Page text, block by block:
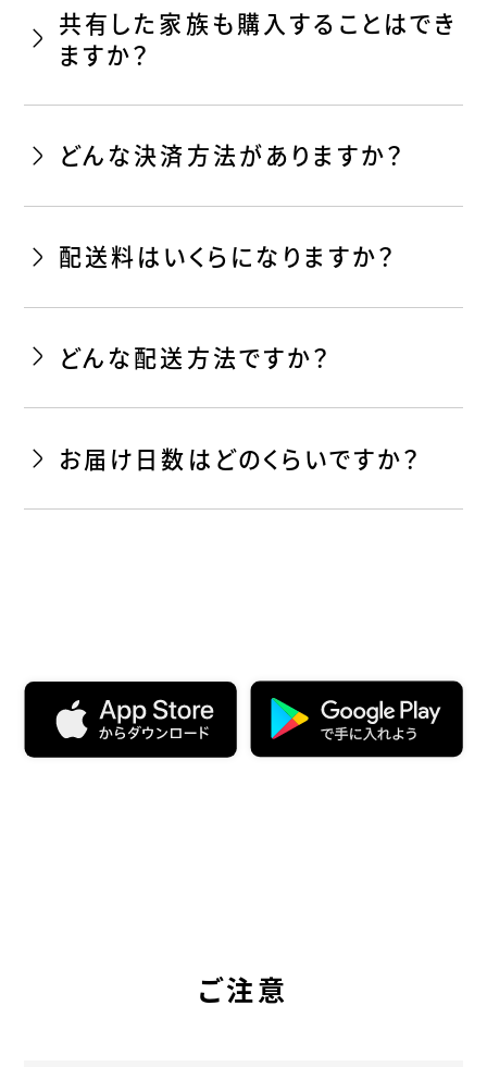
共有した家族も購入することはでき
ますか？
どんな決済方法がありますか？
配送料はいくらになりますか？
どんな配送方法ですか？
お届け日数はどのくらいですか？
ご注意